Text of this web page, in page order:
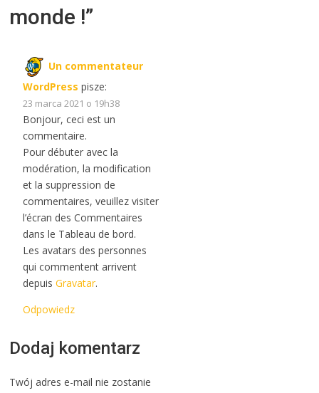
monde !”
Un commentateur
WordPress pisze:
23 marca 2021 o 19h38
Bonjour, ceci est un
commentaire.
Pour débuter avec la
modération, la modification
et la suppression de
commentaires, veuillez visiter
l’écran des Commentaires
dans le Tableau de bord.
Les avatars des personnes
qui commentent arrivent
depuis Gravatar.
Odpowiedz
Dodaj komentarz
Twój adres e-mail nie zostanie